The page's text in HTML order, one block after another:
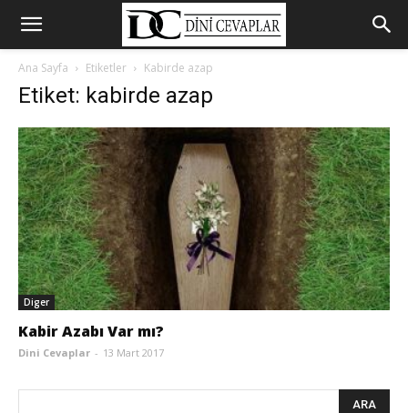
Ana Sayfa Etiketler Kabirde azap
Etiket: kabirde azap
Diger
Kabir Azabı Var mı?
Dini Cevaplar - 13 Mart 2017